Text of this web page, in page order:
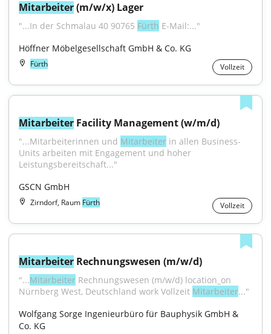
Mitarbeiter (m/w/x) Lager
"...In der Schmalau 40 90765 Fürth E-Mail:..."
Höffner Möbelgesellschaft GmbH & Co. KG
Fürth Vollzeit
Mitarbeiter Facility Management (w/m/d)
"...Mitarbeiterinnen und Mitarbeiter in allen Business-
Units arbeiten mit Engagement und hoher
Leistungsbereitschaft..."
GSCN GmbH
Zirndorf, Raum Fürth Vollzeit
Mitarbeiter Rechnungswesen (m/w/d)
"...Mitarbeiter Rechnungswesen (m/w/d) location_on
Nürnberg West, Deutschland work Vollzeit Mitarbeiter..."
Wolfgang Sorge Ingenieurbüro für Bauphysik GmbH &
Co. KG